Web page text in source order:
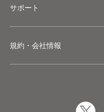
サポート
規約・会社情報